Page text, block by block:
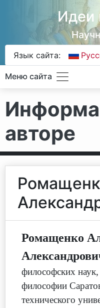
Идеи
Язык сайта:
Меню сайта
авторе
Ромащенко
философских
философии
технического